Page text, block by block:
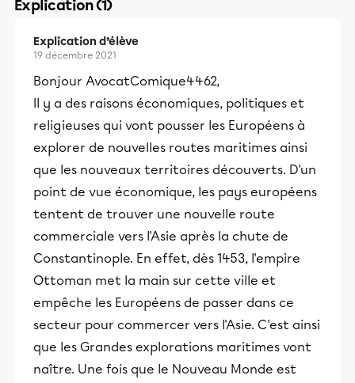
Explication (1)
Explication d’élève
19 décembre 2021
Bonjour AvocatComique4462,
Il y a des raisons économiques, politiques et
religieuses qui vont pousser les Européens à
explorer de nouvelles routes maritimes ainsi
que les nouveaux territoires découverts. D'un
point de vue économique, les pays européens
tentent de trouver une nouvelle route
commerciale vers l'Asie après la chute de
Constantinople. En effet, dès 1453, l'empire
Ottoman met la main sur cette ville et
empêche les Européens de passer dans ce
secteur pour commercer vers l'Asie. C'est ainsi
que les Grandes explorations maritimes vont
naître. Une fois que le Nouveau Monde est